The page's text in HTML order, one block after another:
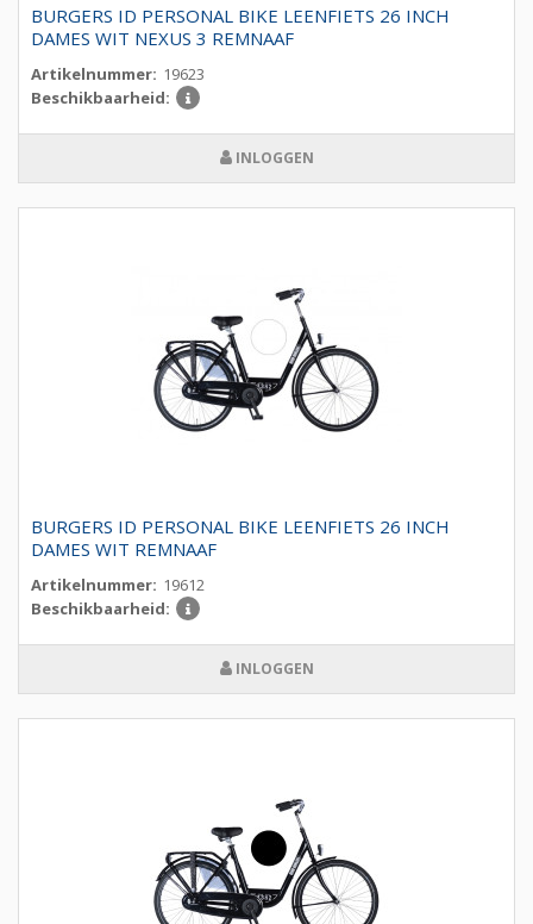
BURGERS ID PERSONAL BIKE LEENFIETS 26 INCH
DAMES WIT NEXUS 3 REMNAAF
Artikelnummer: 19623
Beschikbaarheid:
INLOGGEN
BURGERS ID PERSONAL BIKE LEENFIETS 26 INCH
DAMES WIT REMNAAF
Artikelnummer: 19612
Beschikbaarheid:
INLOGGEN